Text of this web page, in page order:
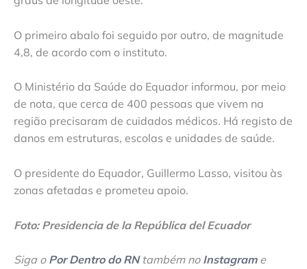
O primeiro abalo foi seguido por outro, de magnitude
4,8, de acordo com o instituto.
O Ministério da Saúde do Equador informou, por meio
de nota, que cerca de 400 pessoas que vivem na
região precisaram de cuidados médicos. Há registo de
danos em estruturas, escolas e unidades de saúde.
O presidente do Equador, Guillermo Lasso, visitou às
zonas afetadas e prometeu apoio.
Foto: Presidencia de la República del Ecuador
Siga o Por Dentro do RNtambém no Instagrame